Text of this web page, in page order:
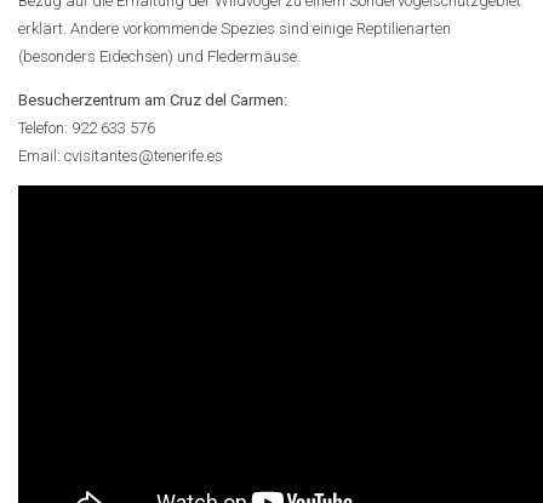
erklärt. Andere vorkommende Spezies sind einige Reptilienarten
(besonders Eidechsen) und Fledermäuse.
Besucherzentrum am Cruz del Carmen:
Telefon: 922 633 576
Email: cvisitantes@tenerife.es